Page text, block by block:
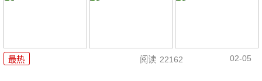
最热 阅读 22162 02-05